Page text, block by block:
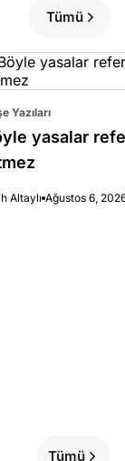
Tümü
Yazıları
yasalar
Altaylı Ağustos 6,
Tümü